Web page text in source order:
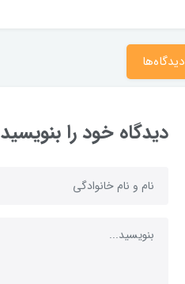
دیدگاه‌ها
دیدگاه خود را بنویسید